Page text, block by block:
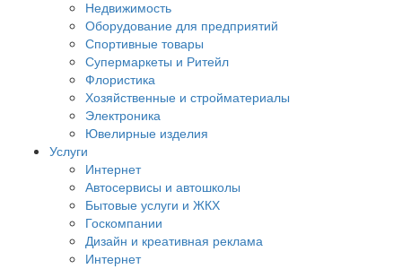
Недвижимость
Оборудование для предприятий
Спортивные товары
Супермаркеты и Ритейл
Флористика
Хозяйственные и стройматериалы
Электроника
Ювелирные изделия
Услуги
Интернет
Автосервисы и автошколы
Бытовые услуги и ЖКХ
Госкомпании
Дизайн и креативная реклама
Интернет